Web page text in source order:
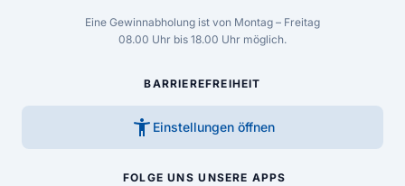
Eine Gewinnabholung ist von Montag – Freitag
08.00 Uhr bis 18.00 Uhr möglich.
BARRIEREFREIHEIT
accessibility_new Einstellungen öffnen
FOLGE UNS UNSERE APPS